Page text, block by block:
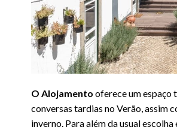
O Alojamento oferece um espaço
conversas tardias no Verão, assim
inverno. Para além da usual